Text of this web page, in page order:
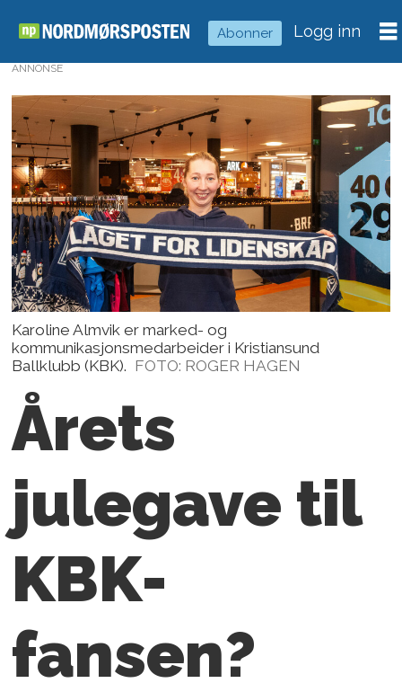
Abonner Logg inn
ANNONSE
Karoline Almvik er marked- og
kommunikasjonsmedarbeider i Kristiansund
Ballklubb (KBK). FOTO: ROGER HAGEN
Årets
julegave til
KBK-
fansen?